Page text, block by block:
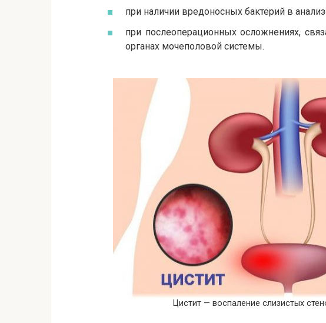
при наличии вредоносных бактерий в
при послеоперационных осложнениях,
органах мочеполовой системы.
Цистит — воспаление слизистых